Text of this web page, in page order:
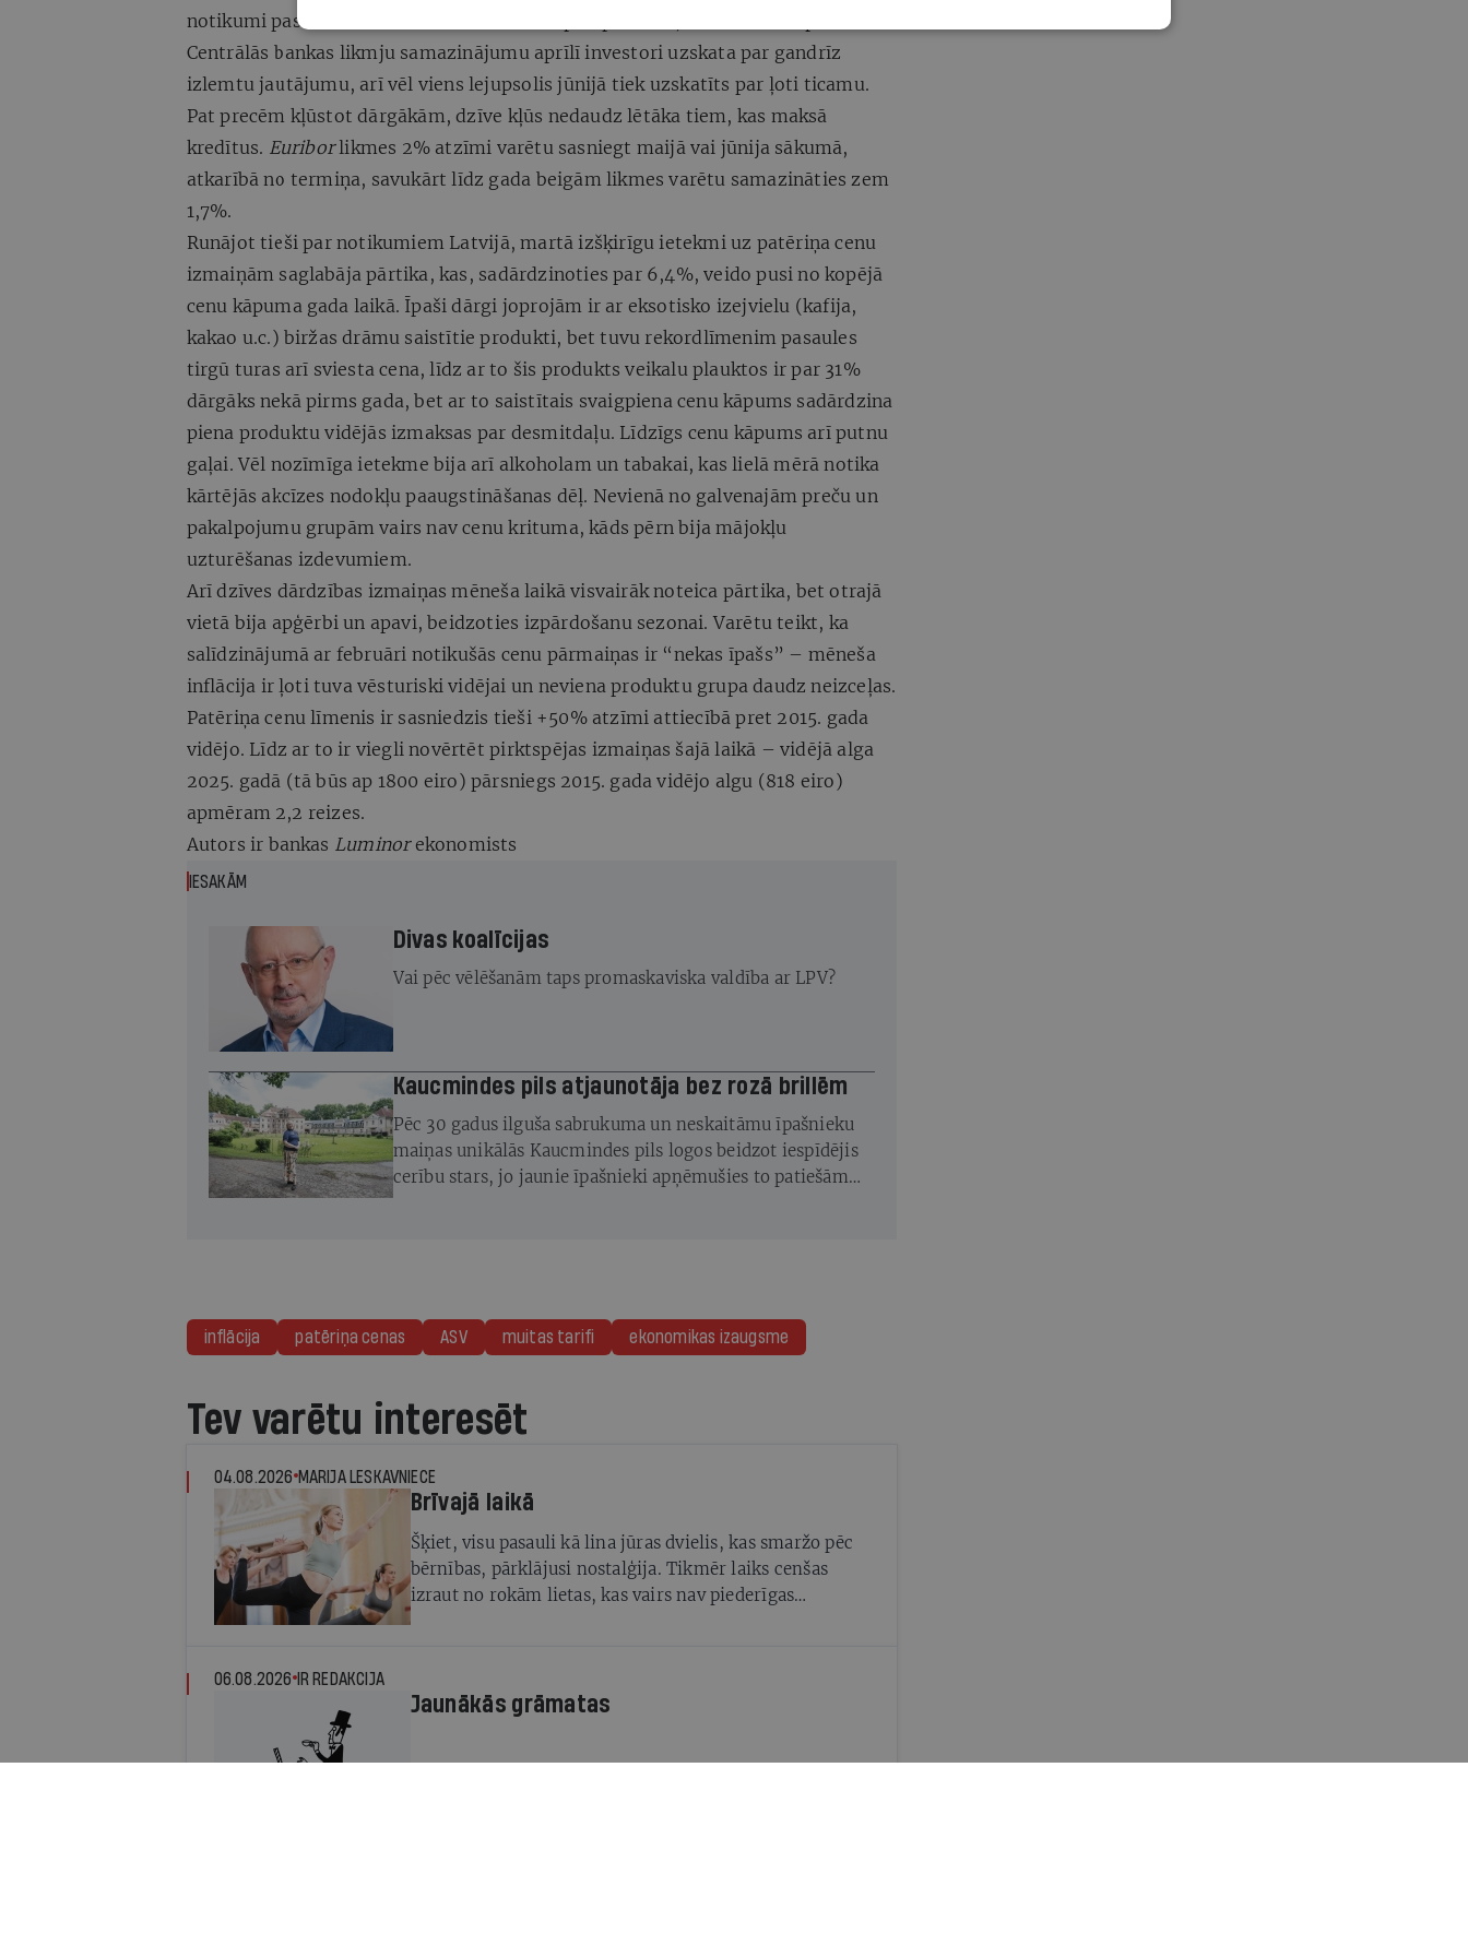
notikumi pasliktina eirozonas ekonomikas perspektīvas, līdz ar to Eiropas
Centrālās bankas likmju samazinājumu aprīlī investori uzskata par gandrīz
izlemtu jautājumu, arī vēl viens lejupsolis jūnijā tiek uzskatīts par ļoti ticamu.
Pat precēm kļūstot dārgākām, dzīve kļūs nedaudz lētāka tiem, kas maksā
kredītus. Euriborlikmes 2% atzīmi varētu sasniegt maijā vai jūnija sākumā,
atkarībā no termiņa, savukārt līdz gada beigām likmes varētu samazināties zem
1,7%.
Runājot tieši par notikumiem Latvijā, martā izšķirīgu ietekmi uz patēriņa cenu
izmaiņām saglabāja pārtika, kas, sadārdzinoties par 6,4%, veido pusi no kopējā
cenu kāpuma gada laikā. Īpaši dārgi joprojām ir ar eksotisko izejvielu (kafija,
kakao u.c.) biržas drāmu saistītie produkti, bet tuvu rekordlīmenim pasaules
tirgū turas arī sviesta cena, līdz ar to šis produkts veikalu plauktos ir par 31%
dārgāks nekā pirms gada, bet ar to saistītais svaigpiena cenu kāpums sadārdzina
piena produktu vidējās izmaksas par desmitdaļu. Līdzīgs cenu kāpums arī putnu
gaļai. Vēl nozīmīga ietekme bija arī alkoholam un tabakai, kas lielā mērā notika
kārtējās akcīzes nodokļu paaugstināšanas dēļ. Nevienā no galvenajām preču un
pakalpojumu grupām vairs nav cenu krituma, kāds pērn bija mājokļu
uzturēšanas izdevumiem.
Arī dzīves dārdzības izmaiņas mēneša laikā visvairāk noteica pārtika, bet otrajā
vietā bija apģērbi un apavi, beidzoties izpārdošanu sezonai. Varētu teikt, ka
salīdzinājumā ar februāri notikušās cenu pārmaiņas ir “nekas īpašs” – mēneša
inflācija ir ļoti tuva vēsturiski vidējai un neviena produktu grupa daudz neizceļas.
Patēriņa cenu līmenis ir sasniedzis tieši +50% atzīmi attiecībā pret 2015. gada
vidējo. Līdz ar to ir viegli novērtēt pirktspējas izmaiņas šajā laikā – vidējā alga
2025. gadā (tā būs ap 1800 eiro) pārsniegs 2015. gada vidējo algu (818 eiro)
apmēram 2,2 reizes.
Autors ir bankas Luminorekonomists
IESAKĀM
Divas koalīcijas
Vai pēc vēlēšanām taps promaskaviska valdība ar LPV?
Kaucmindes pils atjaunotāja bez rozā brillēm
Pēc 30 gadus ilguša sabrukuma un neskaitāmu īpašnieku
maiņas unikālās Kaucmindes pils logos beidzot iespīdējis
cerību stars, jo jaunie īpašnieki apņēmušies to patiešām
atjaunot
inflācija patēriņa cenas ASV muitas tarifi ekonomikas izaugsme
Tev varētu interesēt
04.08.2026 MARIJA LESKAVNIECE
Brīvajā laikā
Šķiet, visu pasauli kā lina jūras dvielis, kas smaržo pēc
bērnības, pārklājusi nostalģija. Tikmēr laiks cenšas
izraut no rokām lietas, kas vairs nav piederīgas
mūsdienām
06.08.2026 IR REDAKCIJA
Jaunākās grāmatas